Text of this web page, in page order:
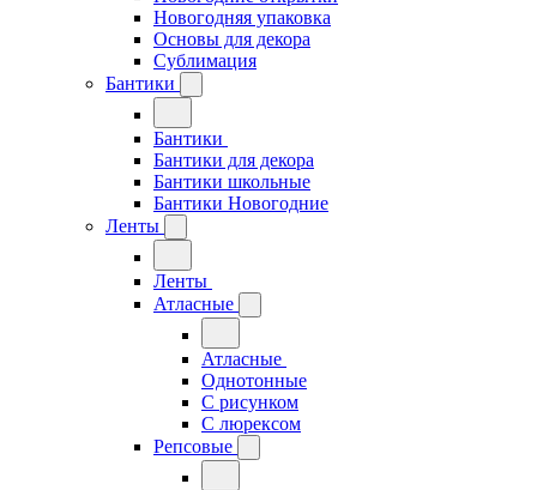
Новогодняя упаковка
Основы для декора
Сублимация
Бантики
Бантики
Бантики для декора
Бантики школьные
Бантики Новогодние
Ленты
Ленты
Атласные
Атласные
Однотонные
С рисунком
С люрексом
Репсовые